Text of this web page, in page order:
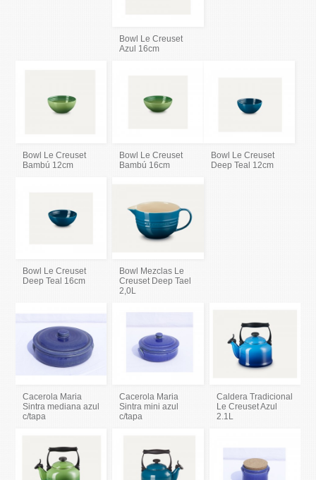
Bowl Le Creuset
Azul 16cm
Bowl Le Creuset
Bambú 12cm
Bowl Le Creuset
Bambú 16cm
Bowl Le Creuset
Deep Teal 12cm
Bowl Le Creuset
Deep Teal 16cm
Bowl Mezclas Le
Creuset Deep Tael
2,0L
Cacerola Maria
Sintra mediana azul
c/tapa
Cacerola Maria
Sintra mini azul
c/tapa
Caldera Tradicional
Le Creuset Azul
2.1L